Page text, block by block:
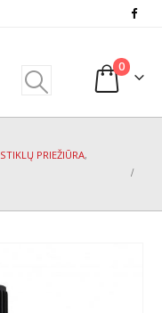
0
STIKLŲ PRIEŽIŪRA,